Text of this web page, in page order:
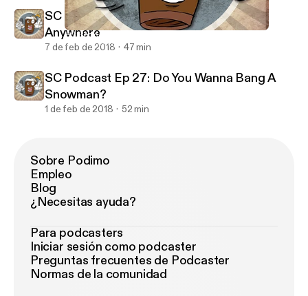
SC Podcast Ep 27: Do You Wanna Bang A Snowman?
Salted Coffee Podcast
SC Podcast Ep 28: If You Could Live
Anywhere
7 de feb de 2018 47 min
SC Podcast Ep 27: Do You Wanna Bang A
Snowman?
1 de feb de 2018 52 min
Sobre Podimo
Empleo
Blog
¿Necesitas ayuda?
Para podcasters
Iniciar sesión como podcaster
Preguntas frecuentes de Podcaster
Normas de la comunidad